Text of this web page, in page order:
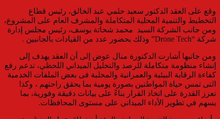
وقع على العقد الدكتور سعيد حلمي عبد الخالق، رئيس قطاع
التخطيط والتنمية المحلية المتكاملة والمشرف العام على المشروع،
ومن جانب الشركة السيد محمد شحاتة يوسف، رئيس مجلس إدارة
شركة “Drone Tech” وذلك بحضور عدد من القيادات بالجانبين .
ومن جانبها أشارت الدكتورة منال عوض إلى أن العقد يهدف إلى
إنشاء منظومة متكاملة للرصد والتحليل الميداني اللحظي، تدعم رفع
كفاءة الرقابة البيئية والعمرانية والمحلية فى بعض الملفات الخدمية
التى تمس حياة المواطنين بصورة يومية بما يحقق راحتهم ، وكذا
تعزز القدرة على اتخاذ القرار بناءً على بيانات دقيقة وفورية، بما
يسهم في تطوير الأداء الميداني على مستوى المحافظات.